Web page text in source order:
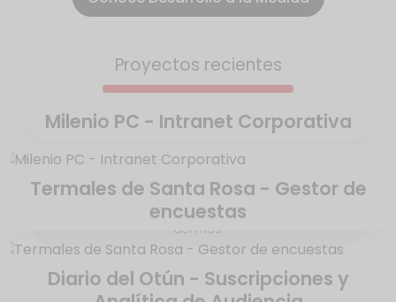
Proyectos recientes
Milenio PC - Intranet Corporativa
Intranet con módulo de gestión de solicitudes,
encuestas, blog, directorio, cumpleaños, empleado
del mes.
Termales de Santa Rosa - Gestor de
encuestas
Diario del Otún - Suscripciones y